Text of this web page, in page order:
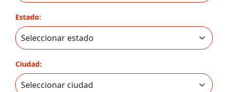
Estado:
Ciudad: